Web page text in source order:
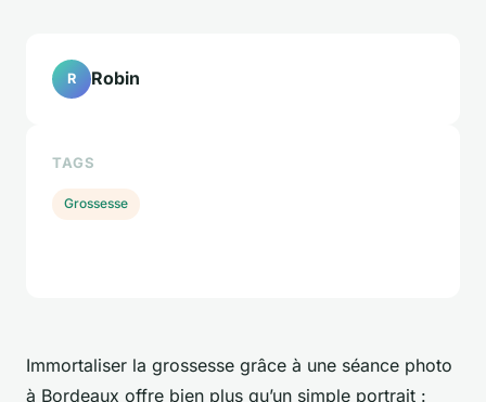
Immortaliser la grossesse grâce à une séance photo
à Bordeaux offre bien plus qu’un simple portrait :
R Robin
TAGS
Grossesse